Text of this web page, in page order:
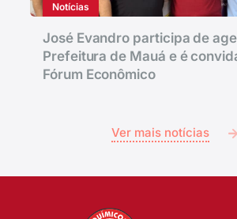
Notícias
José Evandro participa de
Prefeitura de Mauá e é
Fórum Econômico
Ver mais notícias